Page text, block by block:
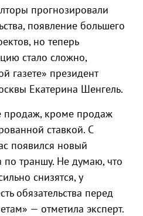
прогнозировали
появление большего
но теперь
стало сложно,
газете» президент
Екатерина Шенгель.
продаж, кроме продаж
ставкой. С
появился новый
по траншу. Не думаю, что
снизятся, у
обязательства перед
— отметила эксперт.